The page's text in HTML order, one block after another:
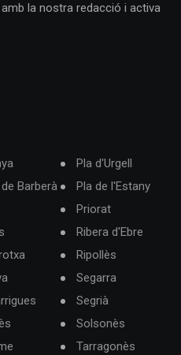
la nostra redacció i activa
Barberà
Pla d'Urgell
Pla de l'Estany
Priorat
Ribera d'Ebre
Ripollès
Segarra
Segrià
Solsonès
Tarragonès